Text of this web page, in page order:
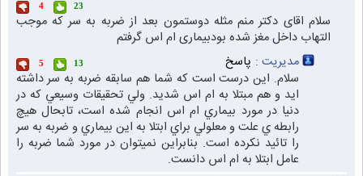
23
4
سلام اقای دکتر منم مثله دوستمون بعد از ضربه به سر که موجب
التهاب داخل مغز شده بودبیماری ام اس گرفتم
مدیریت : پاسخ 13
5
سلام. اين درست است كه شما هم سابقه ضربه به سر داشته
ايد و هم مبتلا به ام اس شديد. ولي تحقيقات وسيعي كه در
دنيا در مورد بيماري ام اس انجام شده است، تابحال هيچ
رابطه ي علت و معلولي براي ابتلا به اين بيماري و ضربه به سر
را تائيد نكرده است. بنابراين نميتوان در مورد شما ضربه را
عامل ابتلا به ام اس دانست.